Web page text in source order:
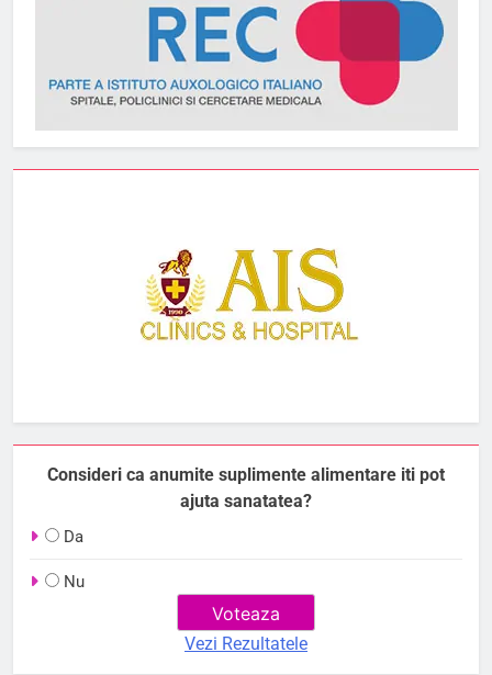
Consideri ca anumite suplimente alimentare iti pot
ajuta sanatatea?
Da
Nu
Vezi Rezultatele